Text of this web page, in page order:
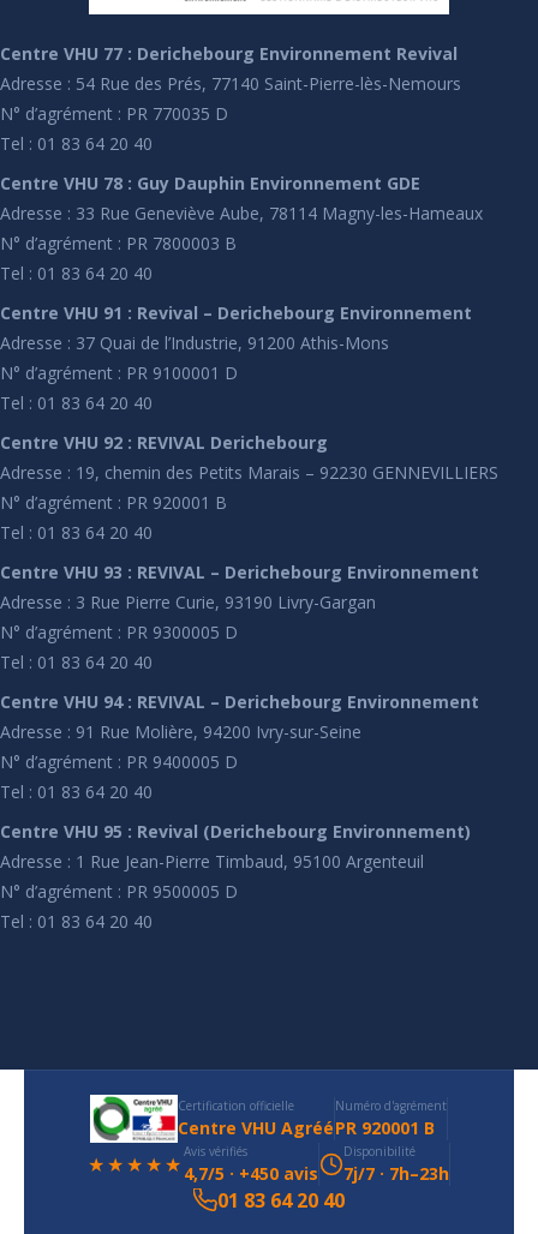
Centre VHU 77 : Derichebourg Environnement Revival
Adresse : 54 Rue des Prés, 77140 Saint-Pierre-lès-Nemours
N° d’agrément : PR 770035 D
Tel : 01 83 64 20 40
Centre VHU 78 : Guy Dauphin Environnement GDE
Adresse : 33 Rue Geneviève Aube, 78114 Magny-les-Hameaux
N° d’agrément : PR 7800003 B
Tel : 01 83 64 20 40
Centre VHU 91 : Revival – Derichebourg Environnement
Adresse : 37 Quai de l’Industrie, 91200 Athis-Mons
N° d’agrément : PR 9100001 D
Tel : 01 83 64 20 40
Centre VHU 92 : REVIVAL Derichebourg
Adresse : 19, chemin des Petits Marais – 92230 GENNEVILLIERS
N° d’agrément : PR 920001 B
Tel : 01 83 64 20 40
Centre VHU 93 : REVIVAL – Derichebourg Environnement
Adresse : 3 Rue Pierre Curie, 93190 Livry-Gargan
N° d’agrément : PR 9300005 D
Tel : 01 83 64 20 40
Centre VHU 94 : REVIVAL – Derichebourg Environnement
Adresse : 91 Rue Molière, 94200 Ivry-sur-Seine
N° d’agrément : PR 9400005 D
Tel : 01 83 64 20 40
Centre VHU 95 : Revival (Derichebourg Environnement)
Adresse : 1 Rue Jean-Pierre Timbaud, 95100 Argenteuil
N° d’agrément : PR 9500005 D
Tel : 01 83 64 20 40
Certification officielle
Centre VHU Agréé
Numéro d'agrément
PR 920001 B
★★★★★ Avis vérifiés
4,7/5 · +450 avis
Disponibilité
7j/7 · 7h–23h
01 83 64 20 40